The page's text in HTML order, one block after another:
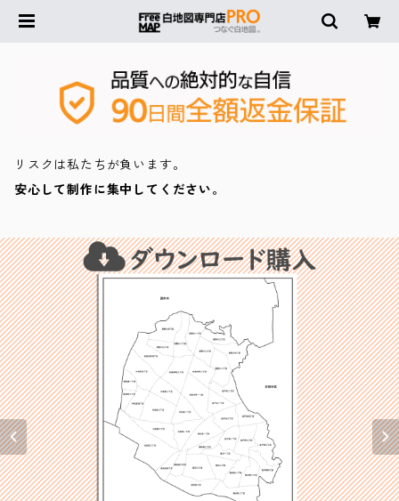
リスクは私たちが負います。
安心して制作に集中してください。